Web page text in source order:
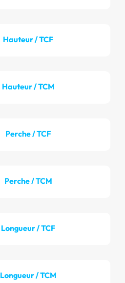
Hauteur / TCF
Hauteur / TCM
Perche / TCF
Perche / TCM
Longueur / TCF
Longueur / TCM